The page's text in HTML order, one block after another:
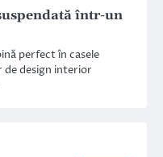
într-un
perfect în casele
de design interior